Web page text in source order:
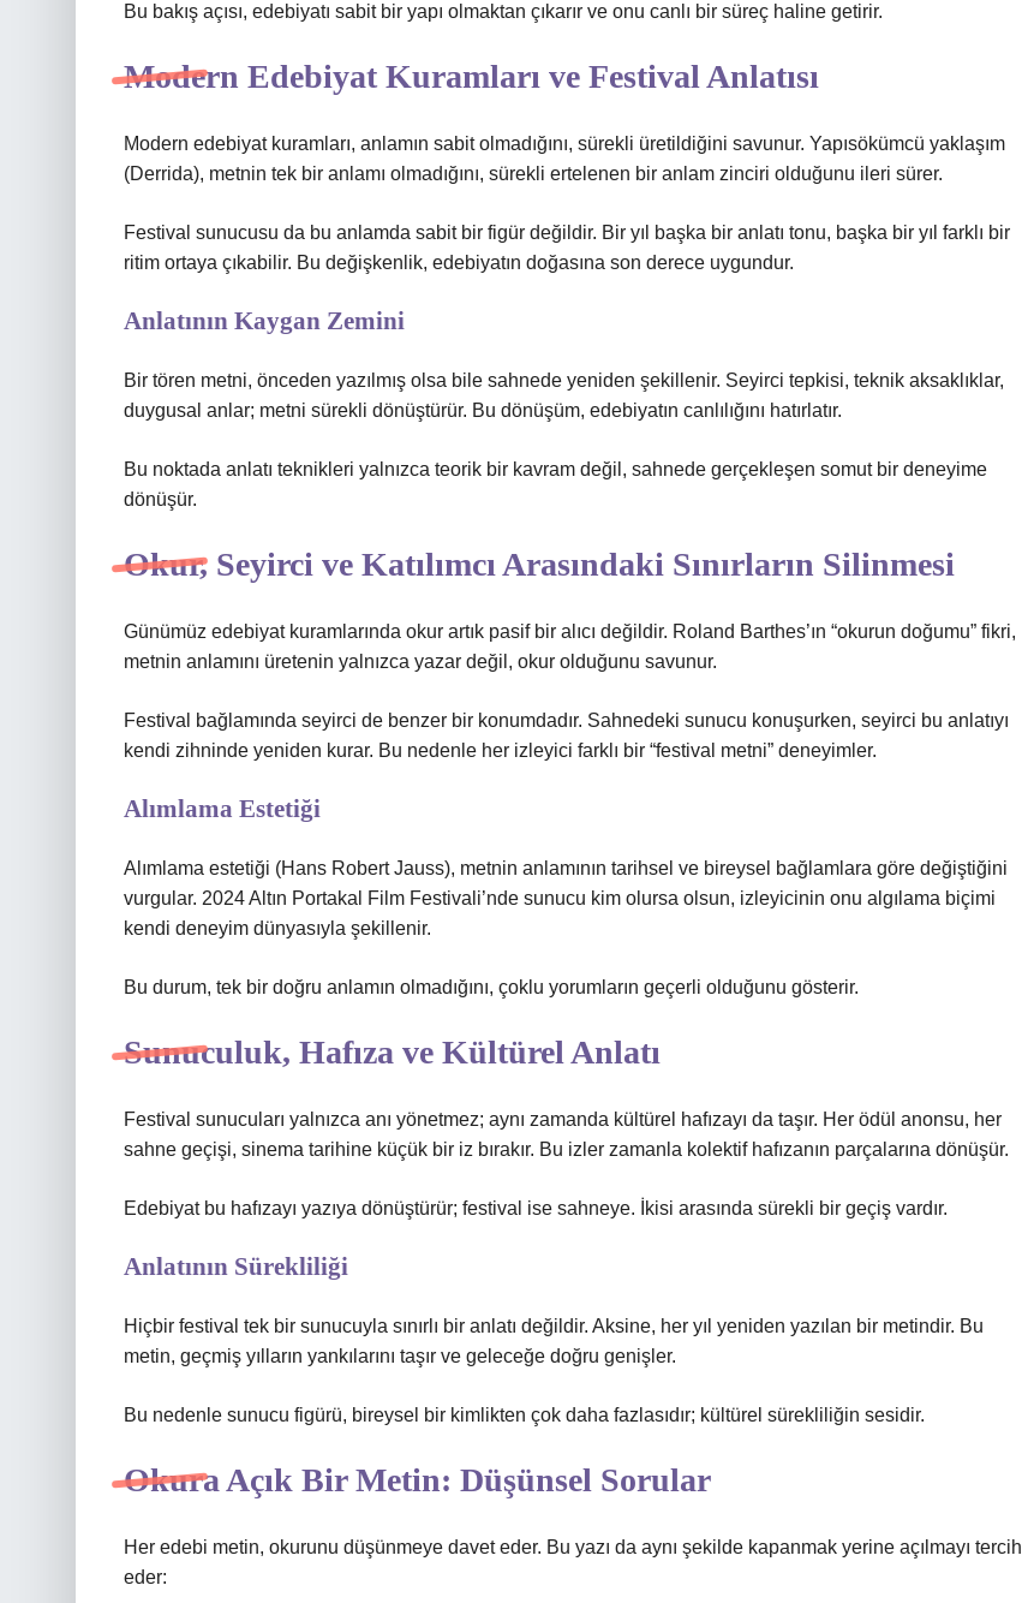
Bu bakış açısı, edebiyatı sabit bir yapı olmaktan çıkarır ve onu canlı bir süreç haline getirir.
Modern Edebiyat Kuramları ve Festival Anlatısı
Modern edebiyat kuramları, anlamın sabit olmadığını, sürekli üretildiğini savunur. Yapısökümcü yaklaşım
(Derrida), metnin tek bir anlamı olmadığını, sürekli ertelenen bir anlam zinciri olduğunu ileri sürer.
Festival sunucusu da bu anlamda sabit bir figür değildir. Bir yıl başka bir anlatı tonu, başka bir yıl farklı bir
ritim ortaya çıkabilir. Bu değişkenlik, edebiyatın doğasına son derece uygundur.
Anlatının Kaygan Zemini
Bir tören metni, önceden yazılmış olsa bile sahnede yeniden şekillenir. Seyirci tepkisi, teknik aksaklıklar,
duygusal anlar; metni sürekli dönüştürür. Bu dönüşüm, edebiyatın canlılığını hatırlatır.
Bu noktada anlatı teknikleri yalnızca teorik bir kavram değil, sahnede gerçekleşen somut bir deneyime
dönüşür.
Okur, Seyirci ve Katılımcı Arasındaki Sınırların Silinmesi
Günümüz edebiyat kuramlarında okur artık pasif bir alıcı değildir. Roland Barthes’ın “okurun doğumu” fikri,
metnin anlamını üretenin yalnızca yazar değil, okur olduğunu savunur.
Festival bağlamında seyirci de benzer bir konumdadır. Sahnedeki sunucu konuşurken, seyirci bu anlatıyı
kendi zihninde yeniden kurar. Bu nedenle her izleyici farklı bir “festival metni” deneyimler.
Alımlama Estetiği
Alımlama estetiği (Hans Robert Jauss), metnin anlamının tarihsel ve bireysel bağlamlara göre değiştiğini
vurgular. 2024 Altın Portakal Film Festivali’nde sunucu kim olursa olsun, izleyicinin onu algılama biçimi
kendi deneyim dünyasıyla şekillenir.
Bu durum, tek bir doğru anlamın olmadığını, çoklu yorumların geçerli olduğunu gösterir.
Sunuculuk, Hafıza ve Kültürel Anlatı
Festival sunucuları yalnızca anı yönetmez; aynı zamanda kültürel hafızayı da taşır. Her ödül anonsu, her
sahne geçişi, sinema tarihine küçük bir iz bırakır. Bu izler zamanla kolektif hafızanın parçalarına dönüşür.
Edebiyat bu hafızayı yazıya dönüştürür; festival ise sahneye. İkisi arasında sürekli bir geçiş vardır.
Anlatının Sürekliliği
Hiçbir festival tek bir sunucuyla sınırlı bir anlatı değildir. Aksine, her yıl yeniden yazılan bir metindir. Bu
metin, geçmiş yılların yankılarını taşır ve geleceğe doğru genişler.
Bu nedenle sunucu figürü, bireysel bir kimlikten çok daha fazlasıdır; kültürel sürekliliğin sesidir.
Okura Açık Bir Metin: Düşünsel Sorular
Her edebi metin, okurunu düşünmeye davet eder. Bu yazı da aynı şekilde kapanmak yerine açılmayı tercih
eder: